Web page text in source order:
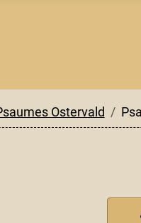
Ostervald